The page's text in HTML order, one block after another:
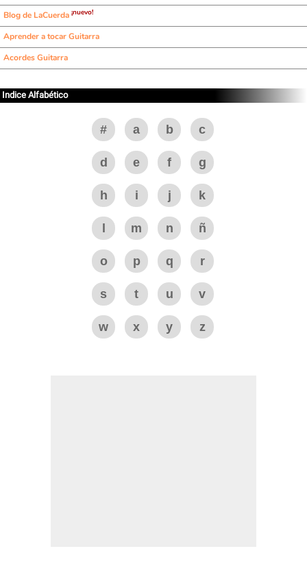
Blog de LaCuerda ¡nuevo!
Aprender a tocar Guitarra
Acordes Guitarra
Indice Alfabético
# a b c
d e f g
h i j k
m n ñ
o p q r
s t u v
w x y z